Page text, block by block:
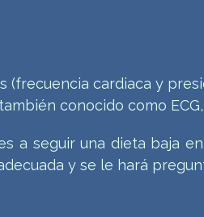
(frecuencia cardiaca y
conocido como
a seguir una dieta baja
y se le hará